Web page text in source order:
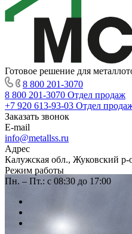
Готовое решение для
8 800 201-3070
8 800 201-3070 Отдел продаж
+7 920 613-93-03 Отдел
Заказать звонок
E-mail
info@metallss.ru
Адрес
Калужская обл., Жуковский р-
Режим работы
Пн. – Пт.: с 08:30 до 17:00